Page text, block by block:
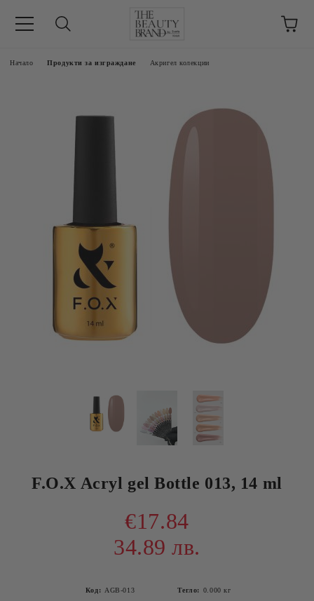
Начало Продукти за изграждане Акригел колекции
F.O.X Acryl gel Bottle 013, 14 ml
€17.84
34.89 лв.
Код: AGB-013 Тегло: 0.000 кг